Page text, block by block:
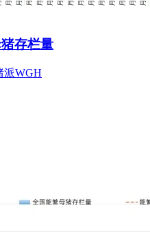
存栏量
派WGH